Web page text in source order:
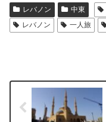
レバノン 中東
レバノン
一人旅